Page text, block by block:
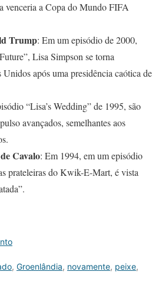
venceria a Copa do Mundo FIFA
Trump: Em um episódio de 2000,
Lisa Simpson se torna
Unidos após uma presidência caótica de
“Lisa’s Wedding” de 1995, são
avançados, semelhantes aos
Cavalo: Em 1994, em um episódio
prateleiras do Kwik-E-Mart, é vista
, Groenlândia, novamente, peixe,